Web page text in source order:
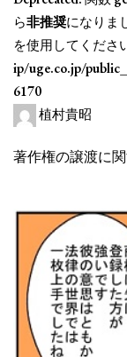
ら非推奨になりま
を使用してくださ
ip/uge.co.jp/
6170
植村貴昭
著作権の譲渡に